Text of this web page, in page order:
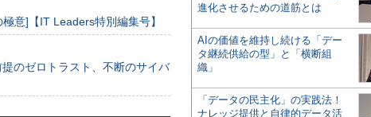
意]【IT Leaders特別編集号】
のゼロトラスト、不断のサイバ
進化させるための道筋とは
AIの価値を維持し続ける「デー
タ継続供給の型」と「横断組
織」
「データの民主化」の実践法！
ナレッジ提供と自律的データ活